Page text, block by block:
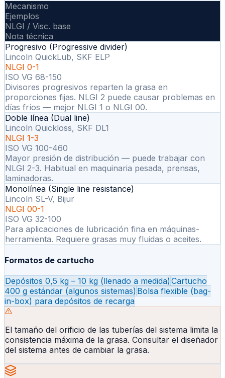
Mecanismo
Ejemplos
NLGI / Visc. base
Nota técnica
Progresivo (Progressive divider)
Lincoln QuickLub, SKF ELP
NLGI 0-1
ISO VG 68-150
Divisores progresivos reparten la grasa en
proporciones fijas. NLGI 2 puede causar problemas en
días fríos — mejor NLGI 1 o NLGI 00.
Doble línea (Dual line)
Lincoln Quickloss, SKF DL1
NLGI 1-3
ISO VG 100-460
Mayor presión de distribución — puede trabajar con
NLGI 2-3. Habitual en maquinaria pesada, prensas,
laminadoras.
Monolínea (Single line resistance)
Lincoln SL-V, Bijur
NLGI 00-1
ISO VG 32-100
Para aplicaciones de lubricación fina en máquinas-
herramienta. Requiere grasas muy fluidas o aceites.
Formatos de cartucho
Depósitos 0,5 kg – 10 kg (llenado a medida)Cartucho
400 g estándar (algunos sistemas) Bolsa flexible (bag-
in-box) para depósitos de recarga
El tamaño del orificio de las tuberías del sistema limita la
consistencia máxima de la grasa. Consultar el diseñador
del sistema antes de cambiar la grasa.